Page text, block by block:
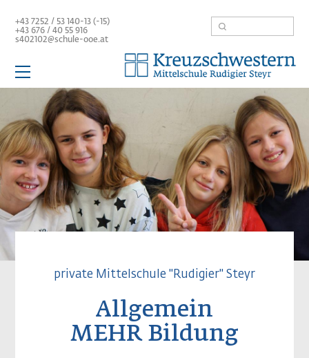
zum
Inhalt
+43 7252 / 53 140-13 (-15)
+43 676 /40 55 916
s402102@schule-ooe.at
Suche
Hauptnavigation
Schule
Aktuelles
Team
Mittelschule
Service / Links
private Mittelschule "Rudigier" Steyr
Allgemein
MEHR Bildung